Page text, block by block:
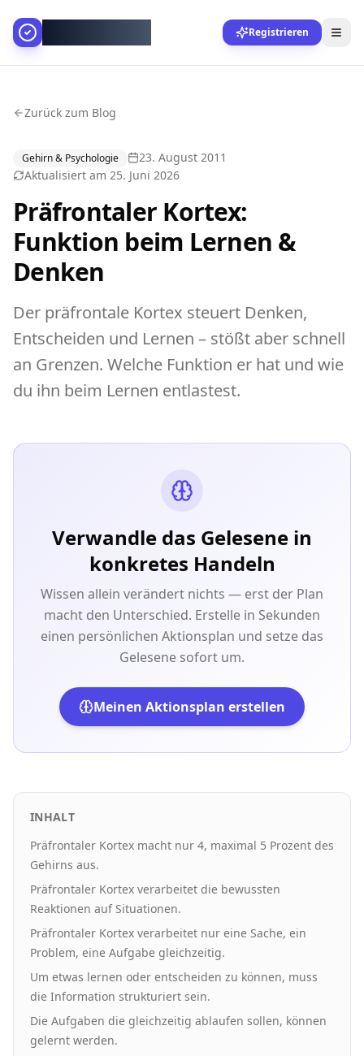
Registrieren
Zurück zum Blog
Gehirn & Psychologie
23. August 2011
Aktualisiert am 25. Juni 2026
Präfrontaler Kortex:
Funktion beim Lernen &
Denken
Der präfrontale Kortex steuert Denken,
Entscheiden und Lernen – stößt aber schnell
an Grenzen. Welche Funktion er hat und wie
du ihn beim Lernen entlastest.
Verwandle das Gelesene in
konkretes Handeln
Wissen allein verändert nichts — erst der Plan
macht den Unterschied. Erstelle in Sekunden
einen persönlichen Aktionsplan und setze das
Gelesene sofort um.
Meinen Aktionsplan erstellen
INHALT
Präfrontaler Kortex macht nur 4, maximal 5 Prozent des
Gehirns aus.
Präfrontaler Kortex verarbeitet die bewussten
Reaktionen auf Situationen.
Präfrontaler Kortex verarbeitet nur eine Sache, ein
Problem, eine Aufgabe gleichzeitig.
Um etwas lernen oder entscheiden zu können, muss
die Information strukturiert sein.
Die Aufgaben die gleichzeitig ablaufen sollen, können
gelernt werden.